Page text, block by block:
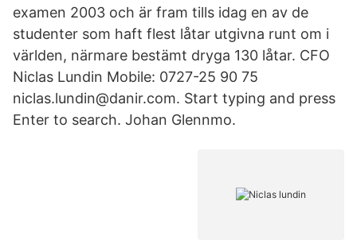
examen 2003 och är fram tills idag en av de
studenter som haft flest låtar utgivna runt om i
världen, närmare bestämt dryga 130 låtar. CFO
Niclas Lundin Mobile: 0727-25 90 75
niclas.lundin@danir.com. Start typing and press
Enter to search. Johan Glennmo.